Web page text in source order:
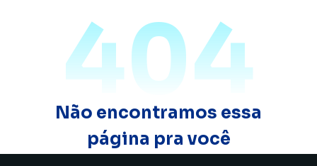
404
Não encontramos essa
página pra você